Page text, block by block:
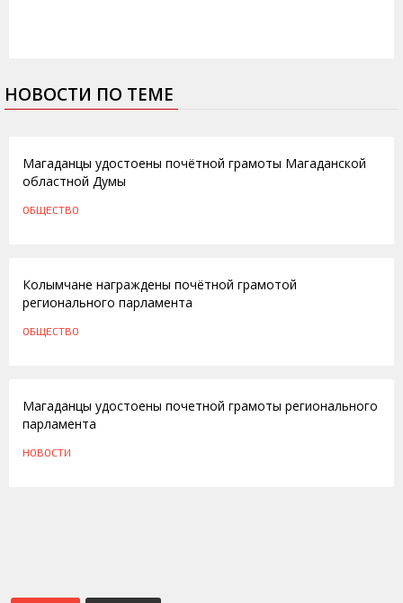
НОВОСТИ ПО ТЕМЕ
Магаданцы удостоены почётной грамоты Магаданской
областной Думы
ОБЩЕСТВО
Колымчане награждены почётной грамотой
регионального парламента
ОБЩЕСТВО
Магаданцы удостоены почетной грамоты регионального
парламента
НОВОСТИ